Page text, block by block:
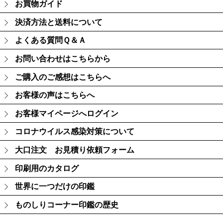
お買物ガイド
決済方法と送料について
よくある質問Ｑ＆Ａ
お問い合わせはこちらから
ご購入のご感想はこちらへ
お客様の声はこちらへ
お客様マイページへログイン
コロナウイルス感染対策について
大口注文 お見積り依頼フォーム
印刷用のカタログ
世界に一つだけの印鑑
ものしりコーナー印鑑の歴史